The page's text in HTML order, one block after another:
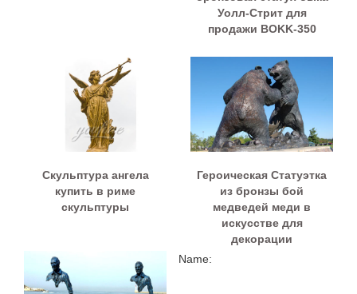
Уолл-Стрит для
продажи BOKK-350
Скульптура ангела
купить в риме
скульптуры
Героическая Статуэтка
из бронзы бой
медведей меди в
искусстве для
декорации
Name: